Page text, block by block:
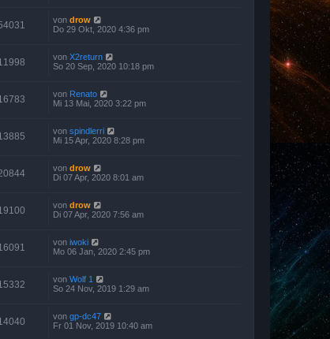
von drow
Do 29 Okt, 2020 4:36 pm
von X2return
So 20 Sep, 2020 10:18 pm
von Renato
Mi 13 Mai, 2020 3:22 pm
von spindlerri
Mi 15 Apr, 2020 8:28 pm
von drow
Di 07 Apr, 2020 8:01 am
von drow
Di 07 Apr, 2020 7:56 am
von iwoki
Mo 06 Jan, 2020 2:45 pm
von Wolf 1
So 24 Nov, 2019 1:29 am
von gp-dc47
Fr 01 Nov, 2019 10:40 am